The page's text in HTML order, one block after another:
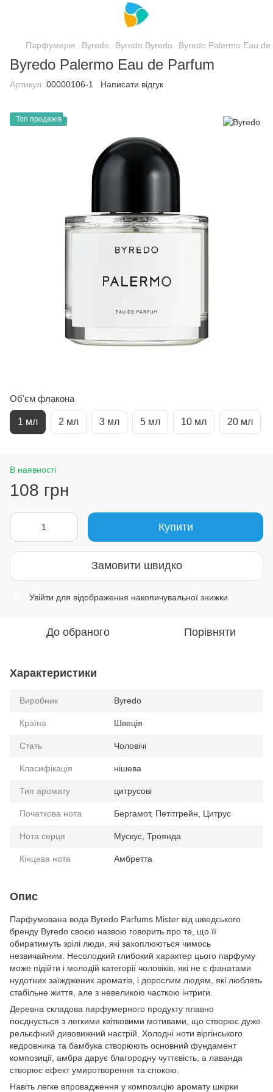
Парфумерія Byredo Byredo Byredo Byredo Palermo Eau de
Byredo Palermo Eau de Parfum
Артикул: 00000106-1 Написати відгук
Топ продажів
Об'єм флакона
1 мл 2 мл 3 мл 5 мл 10 мл 20 мл
В наявності
108 грн
Купити
Замовити швидко
Увійти для відображення накопичувальної знижки
До обраного Порівняти
Характеристики
Виробник Byredo
Країна Швеція
Стать Чоловічі
Класифікація нішева
Тип аромату цитрусові
Початкова нота Бергамот, Петітгрейн, Цитрус
Нота серця Мускус, Троянда
Кінцева нота Амбретта
Опис
Парфумована вода Byredo Parfums Mister від шведського
бренду Byredo своєю назвою говорить про те, що її
обиратимуть зрілі люди, які захоплюються чимось
незвичайним. Несолодкий глибокий характер цього парфуму
може підійти і молодій категорії чоловіків, які не є фанатами
нудотних заїжджених ароматів, і дорослим людям, які люблять
стабільне життя, але з невеликою часткою інтриги.
Деревна складова парфумерного продукту плавно
поєднується з легкими квітковими мотивами, що створює дуже
рельєфний дивовижний настрій. Холодні ноти віргінського
кедровника та бамбука створюють основний фундамент
композиції, амбра дарує благородну чуттєвість, а лаванда
створює ефект умиротворення та спокою.
Навіть легке впровадження у композицію аромату шкірки